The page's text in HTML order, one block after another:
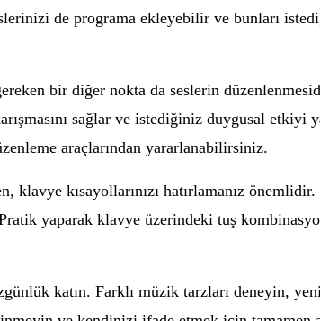
de programa ekleyebilir ve bunları
bir diğer nokta da seslerin
sağlar ve istediğiniz duygusal etkiyi
araçlarından yararlanabilirsiniz.
klavye kısayollarınızı hatırlamanız
yaparak klavye üzerindeki tuş
katın. Farklı müzik tarzları deneyin,